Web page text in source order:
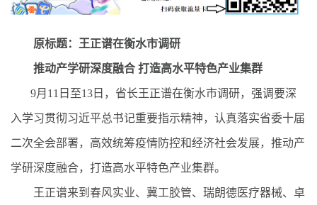
原标题：王正谱在衡水市调研
推动产学研深度融合 打造高水平特色产业集群
9月11日至13日，省长王正谱在衡水市调研，强调要深
入学习贯彻习近平总书记重要指示精神，认真落实省委十届
二次全会部署，高效统筹疫情防控和经济社会发展，推动产
学研深度融合，打造高水平特色产业集群。
王正谱来到春风实业、冀工胶管、瑞朗德医疗器械、卓